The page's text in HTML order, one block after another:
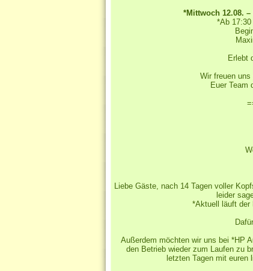
*Mittwoch 12.08.
*Ab
Erlebt
Wir freuen
Euer Team
Liebe Gäste, nach 14 Tagen voller
leider
*Aktuell läuft der
Außerdem möchten wir uns bei *HP
den Betrieb wieder zum Laufen zu
letzten Tagen mit